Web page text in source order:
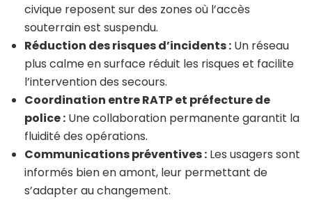
civique reposent sur des zones où l’accès
souterrain est suspendu.
Réduction des risques d’incidents : Un réseau
plus calme en surface réduit les risques et facilite
l’intervention des secours.
Coordination entre RATP et préfecture de
police : Une collaboration permanente garantit la
fluidité des opérations.
Communications préventives : Les usagers sont
informés bien en amont, leur permettant de
s’adapter au changement.